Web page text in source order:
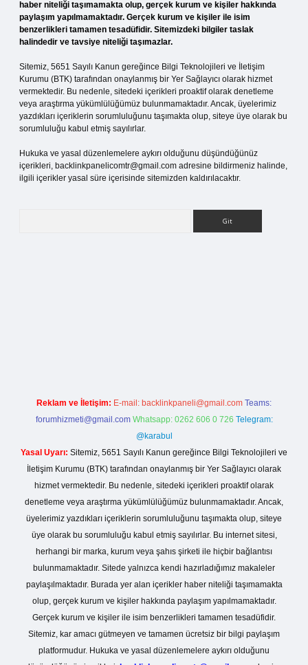
haber niteliği taşımamakta olup, gerçek kurum ve kişiler hakkında
paylaşım yapılmamaktadır. Gerçek kurum ve kişiler ile isim
benzerlikleri tamamen tesadüfidir. Sitemizdeki bilgiler taslak
halindedir ve tavsiye niteliği taşımazlar.
Sitemiz, 5651 Sayılı Kanun gereğince Bilgi Teknolojileri ve İletişim
Kurumu (BTK) tarafından onaylanmış bir Yer Sağlayıcı olarak hizmet
vermektedir. Bu nedenle, sitedeki içerikleri proaktif olarak denetleme
veya araştırma yükümlülüğümüz bulunmamaktadır. Ancak, üyelerimiz
yazdıkları içeriklerin sorumluluğunu taşımakta olup, siteye üye olarak bu
sorumluluğu kabul etmiş sayılırlar.
Hukuka ve yasal düzenlemelere aykırı olduğunu düşündüğünüz
içerikleri, backlinkpanelicomtr@gmail.com adresine bildirmeniz halinde,
ilgili içerikler yasal süre içerisinde sitemizden kaldırılacaktır.
Reklam ve İletişim: E-mail: backlinkpaneli@gmail.com Teams:
forumhizmeti@gmail.com Whatsapp: 0262 606 0 726 Telegram:
@karabul
Yasal Uyarı: Sitemiz, 5651 Sayılı Kanun gereğince Bilgi Teknolojileri ve
İletişim Kurumu (BTK) tarafından onaylanmış bir Yer Sağlayıcı olarak
hizmet vermektedir. Bu nedenle, sitedeki içerikleri proaktif olarak
denetleme veya araştırma yükümlülüğümüz bulunmamaktadır. Ancak,
üyelerimiz yazdıkları içeriklerin sorumluluğunu taşımakta olup, siteye
üye olarak bu sorumluluğu kabul etmiş sayılırlar. Bu internet sitesi,
herhangi bir marka, kurum veya şahıs şirketi ile hiçbir bağlantısı
bulunmamaktadır. Sitede yalnızca kendi hazırladığımız makaleler
paylaşılmaktadır. Burada yer alan içerikler haber niteliği taşımamakta
olup, gerçek kurum ve kişiler hakkında paylaşım yapılmamaktadır.
Gerçek kurum ve kişiler ile isim benzerlikleri tamamen tesadüfidir.
Sitemiz, kar amacı gütmeyen ve tamamen ücretsiz bir bilgi paylaşım
platformudur. Hukuka ve yasal düzenlemelere aykırı olduğunu